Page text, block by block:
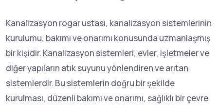
Kanalizasyon rogar ustası, kanalizasyon sistemlerinin
kurulumu, bakımı ve onarımı konusunda uzmanlaşmış
bir kişidir. Kanalizasyon sistemleri, evler, işletmeler ve
diğer yapıların atık suyunu yönlendiren ve arıtan
sistemlerdir. Bu sistemlerin doğru bir şekilde
kurulması, düzenli bakımı ve onarımı, sağlıklı bir çevre